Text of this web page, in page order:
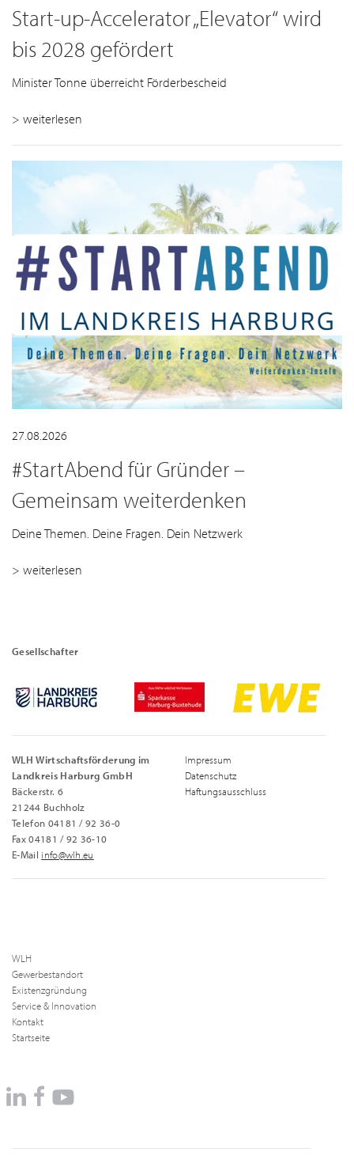
Start-up-Accelerator „Elevator“ wird
bis 2028 gefördert
Minister Tonne überreicht Förderbescheid
> weiterlesen
27.08.2026
#StartAbend für Gründer –
Gemeinsam weiterdenken
Deine Themen. Deine Fragen. Dein Netzwerk
> weiterlesen
Gesellschafter
WLH Wirtschaftsförderung im
Landkreis Harburg GmbH
Bäckerstr. 6
21244 Buchholz
Telefon 04181 / 92 36-0
Fax 04181 / 92 36-10
E-Mail info@wlh.eu
Impressum
Datenschutz
Haftungsausschluss
WLH
Gewerbestandort
Existenzgründung
Service & Innovation
Kontakt
Startseite